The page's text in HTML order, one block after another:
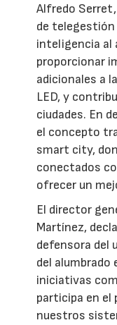
Alfredo
de telegestión
inteligencia al
proporcionar
adicionales a
LED, y
ciudades. En
el concepto
smart city,
conectados
ofrecer un
El director
Martínez,
defensora del
del
iniciativas
participa en el
nuestros